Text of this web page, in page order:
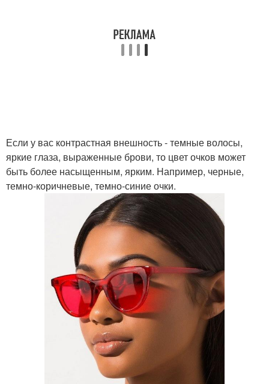
Если у вас контрастная внешность - темные волосы,
яркие глаза, выраженные брови, то цвет очков может
быть более насыщенным, ярким. Например, черные,
темно-коричневые, темно-синие очки.